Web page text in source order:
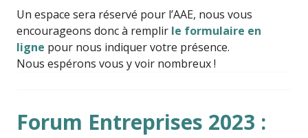
Un espace sera réservé pour l’AAE, nous vous
encourageons donc à remplir le formulaire en
ligne pour nous indiquer votre présence.
Nous espérons vous y voir nombreux !
Forum Entreprises 2023 :